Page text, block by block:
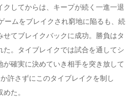
クしてからは、キープが続く一進一退
ームをブレイクされ窮地に陥るも、続
せてブレイクバックに成功。勝負はタ
た。タイブレイクでは試合を通してシ
が確実に決めていき相手を突き放して
許さずにこのタイブレイクを制し
た。